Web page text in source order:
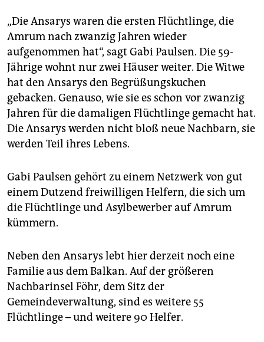
„Die Ansarys waren die ersten Flüchtlinge, die
Amrum nach zwanzig Jahren wieder
aufgenommen hat“, sagt Gabi Paulsen. Die 59-
Jährige wohnt nur zwei Häuser weiter. Die Witwe
hat den Ansarys den Begrüßungskuchen
gebacken. Genauso, wie sie es schon vor zwanzig
Jahren für die damaligen Flüchtlinge gemacht hat.
Die Ansarys werden nicht bloß neue Nachbarn, sie
werden Teil ihres Lebens.
Gabi Paulsen gehört zu einem Netzwerk von gut
einem Dutzend freiwilligen Helfern, die sich um
die Flüchtlinge und Asylbewerber auf Amrum
kümmern.
Neben den Ansarys lebt hier derzeit noch eine
Familie aus dem Balkan. Auf der größeren
Nachbarinsel Föhr, dem Sitz der
Gemeindeverwaltung, sind es weitere 55
Flüchtlinge – und weitere 90 Helfer.